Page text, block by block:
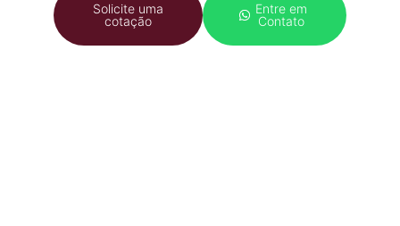
Solicite uma
cotação
Entre em
Contato